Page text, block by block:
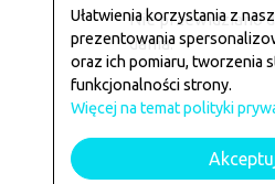
Nie przewidziano
dania.
Ułatwienia korzystania z
prezentowania
oraz ich pomiaru, tworzenia
funkcjonalności strony.
Więcej na temat polityki